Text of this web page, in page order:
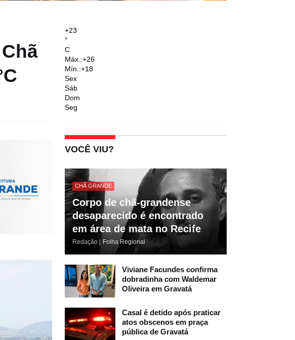
+23
°
C
Máx.:+26
Mín.:+18
Sex
Sáb
Dom
Seg
VOCÊ VIU?
CHÃ GRANDE
Corpo de chã-grandense
desaparecido é encontrado
em área de mata no Recife
Redação | Folha Regional
Viviane Facundes confirma
dobradinha com Waldemar
Oliveira em Gravatá
Casal é detido após praticar
atos obscenos em praça
pública de Gravatá